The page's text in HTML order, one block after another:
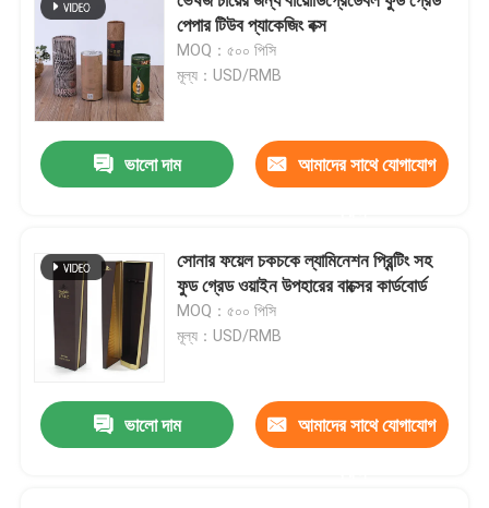
পেপার টিউব প্যাকেজিং বক্স
MOQ：৫০০ পিসি
মূল্য：USD/RMB
ভালো দাম আমাদের সাথে যোগাযোগ
সোনার ফয়েল চকচকে ল্যামিনেশন প্রিন্টিং সহ
ফুড গ্রেড ওয়াইন উপহারের বাক্সের কার্ডবোর্ড
MOQ：৫০০ পিসি
মূল্য：USD/RMB
ভালো দাম আমাদের সাথে যোগাযোগ